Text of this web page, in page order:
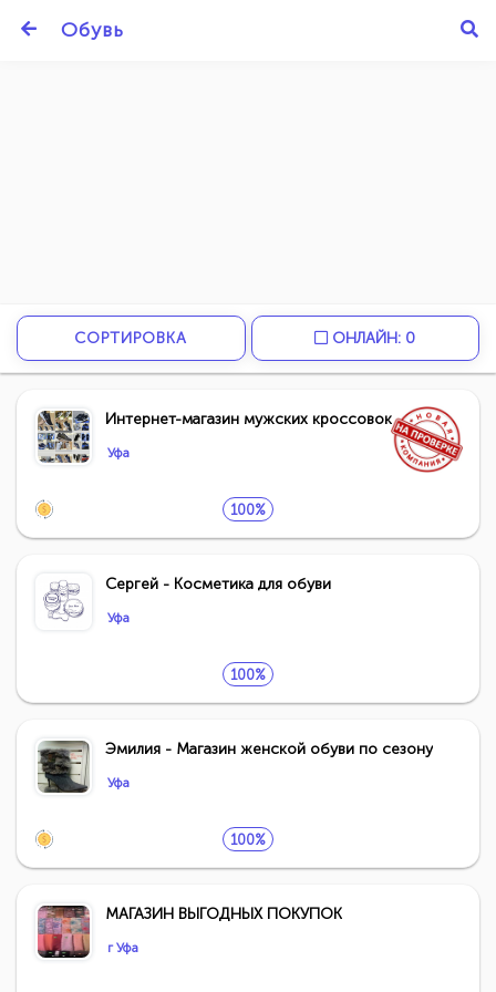
Обувь
СОРТИРОВКА ОНЛАЙН: 0
Интернет-магазин мужских кроссовок
Уфа
100%
Сергей - Косметика для обуви
Уфа
100%
Эмилия - Магазин женской обуви по сезону
Уфа
100%
МАГАЗИН ВЫГОДНЫХ ПОКУПОК
г Уфа